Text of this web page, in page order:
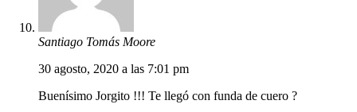
Santiago Tomás Moore
30 agosto, 2020 a las 7:01 pm
Buenísimo Jorgito !!! Te llegó con funda de cuero ?